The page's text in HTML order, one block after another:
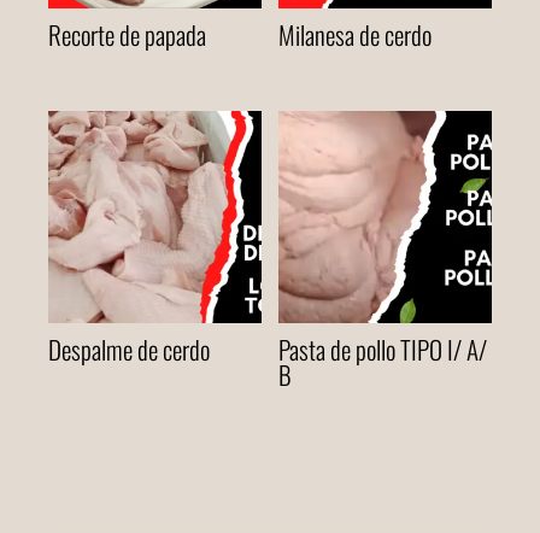
Recorte de papada Milanesa de cerdo
Despalme de cerdo Pasta de pollo TIPO I/ A/
B